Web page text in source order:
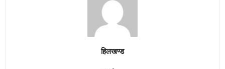
हिलखण्ड